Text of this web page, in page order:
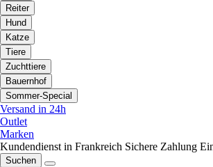
Reiter
Hund
Katze
Tiere
Zuchttiere
Bauernhof
Sommer-Special
Versand in 24h
Outlet
Marken
Kundendienst in Frankreich Sichere Zahlung
Suchen